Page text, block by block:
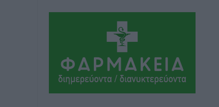
Συνελήφθη 37χρονη στη Ρόδο γιατί
είχε αφήσει τα τρία ανήλικα παιδιά της
χωρίς επιτήρηση
Τοπικές Ειδήσεις πριν 12 ώρες
Σταυρός Καλυθιών: Απέκτησε την